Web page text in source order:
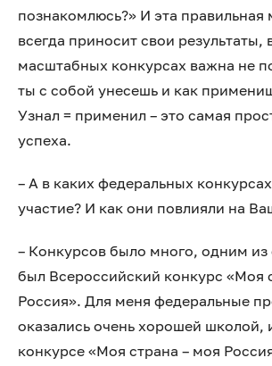
познакомлюсь?» И эта правильная
всегда приносит свои результаты,
масштабных конкурсах важна не
ты с собой унесешь и как
Узнал = применил – это самая
успеха.
– А в каких федеральных
участие? И как они повлияли на
– Конкурсов было много, одним
был Всероссийский конкурс «Моя
Россия». Для меня федеральные
оказались очень хорошей школой,
конкурсе «Моя страна – моя